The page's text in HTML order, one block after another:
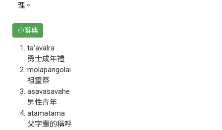
理。
小辭典
ta‘avalra
勇士成年禮
molapangolai
祖靈祭
asavasavahe
男性青年
atamatama
父字輩的稱呼